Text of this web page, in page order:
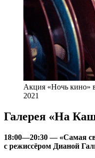
Акция «Ночь кино»
2021
Галерея «На
18:00—20:30 — «Самая
с режиссёром Дианой